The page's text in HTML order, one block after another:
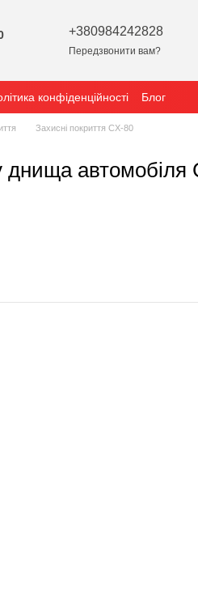
+380984242828
Передзвонити вам?
конфіденційності Блог
Захисні покриття CX-80
днища автомобіля